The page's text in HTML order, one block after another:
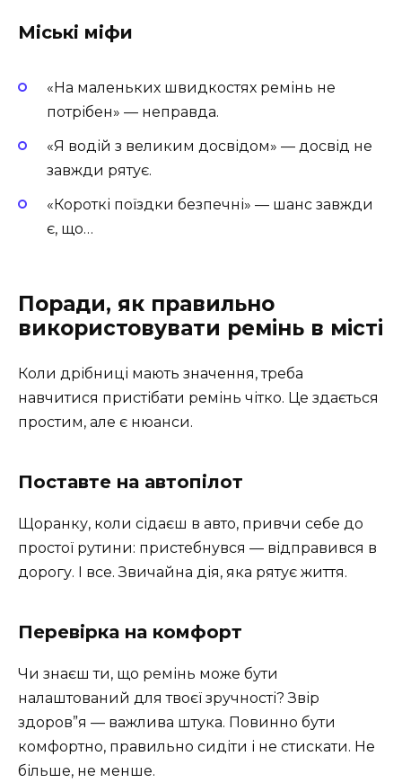
Міські міфи
«На маленьких швидкостях ремінь не
потрібен» — неправда.
«Я водій з великим досвідом» — досвід не
завжди рятує.
«Короткі поїздки безпечні» — шанс завжди
є, що…
Поради, як правильно
використовувати ремінь в місті
Коли дрібниці мають значення, треба
навчитися пристібати ремінь чітко. Це здається
простим, але є нюанси.
Поставте на автопілот
Щоранку, коли сідаєш в авто, привчи себе до
простої рутини: пристебнувся — відправився в
дорогу. І все. Звичайна дія, яка рятує життя.
Перевірка на комфорт
Чи знаєш ти, що ремінь може бути
налаштований для твоєї зручності? Звір
здоров”я — важлива штука. Повинно бути
комфортно, правильно сидіти і не стискати. Не
більше, не менше.